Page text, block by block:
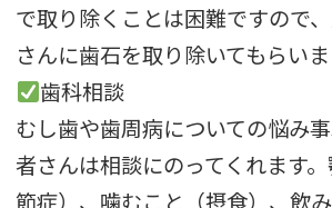
で取り除くことは困難ですので、
さんに歯石を取り除いてもらいま
歯科相談
むし歯や歯周病についての悩み事
者さんは相談にのってくれます
節症）、 噛むこと（摂食）、飲